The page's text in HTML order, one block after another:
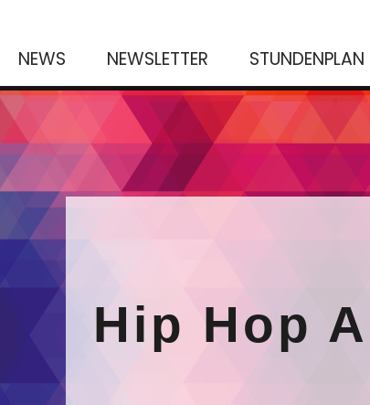
NEWS NEWSLETTER STUNDENPLAN
Hip Hop